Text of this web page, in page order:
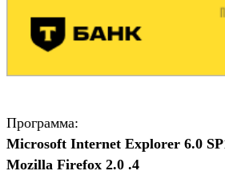
Программа:
Microsoft Internet Explorer 6.0
Mozilla Firefox 2.0 .4